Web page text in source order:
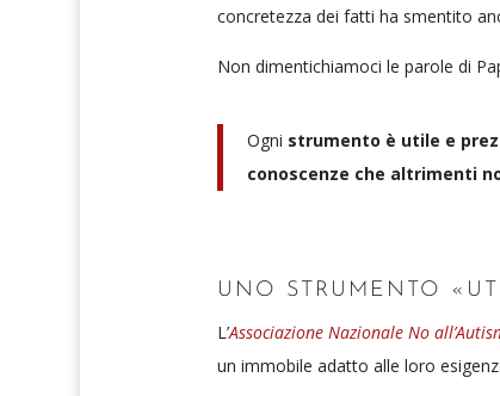
concretezza dei fatti ha smentito
Non dimentichiamoci le parole di
Ogni strumento è utile e
conoscenze che altrimenti
UNO STRUMENTO
L’Associazione Nazionale No
un immobile adatto alle loro